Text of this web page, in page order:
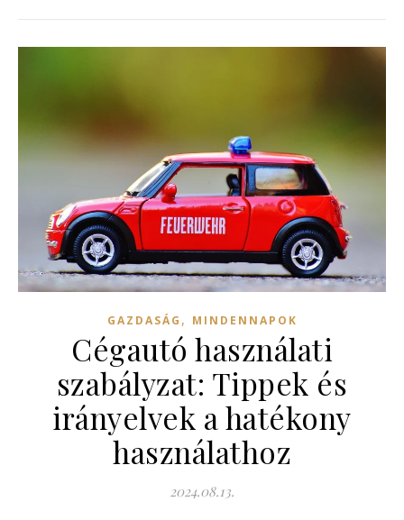
GAZDASÁG , MINDENNAPOK
Cégautó használati
szabályzat: Tippek és
irányelvek a hatékony
használathoz
2024.08.13.